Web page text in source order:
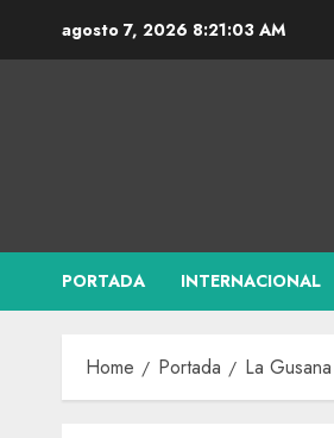
agosto 7, 2026 8:21:04 AM
PORTADA INTERNACIONAL
Home Portada La